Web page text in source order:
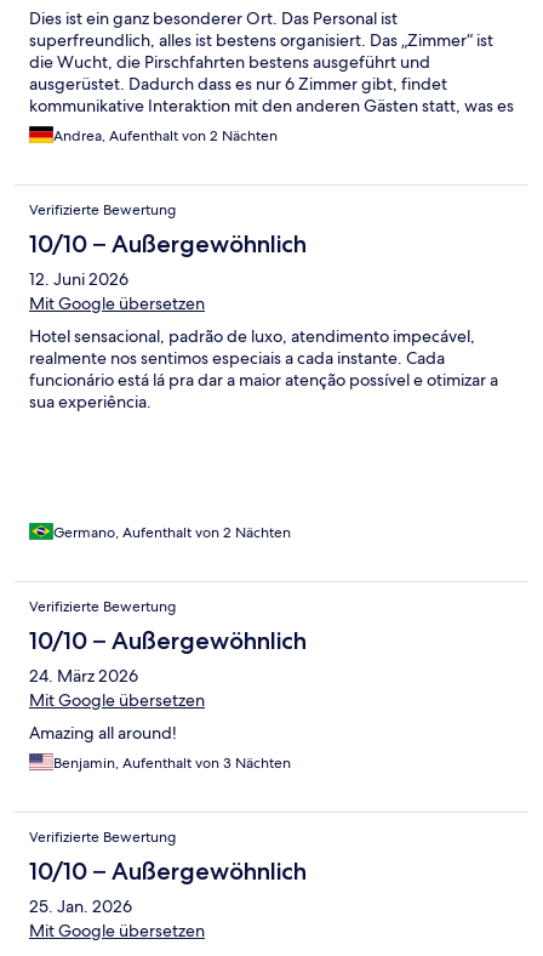
Dies ist ein ganz besonderer Ort. Das Personal ist
superfreundlich, alles ist bestens organisiert. Das „Zimmer“ ist
die Wucht, die Pirschfahrten bestens ausgeführt und
ausgerüstet. Dadurch dass es nur 6 Zimmer gibt, findet
kommunikative Interaktion mit den anderen Gästen statt, was es
sehr familiär und persönlich macht. Meine Massage war eine der
besten ever! Alles in allem ein wirklich toller Ort an dem alles
ausgekühlt von der Pirsch zurück, ist der Kamin im Zimmer
bereits entzündet. Nehmt sehr (!) warme Kleidung mit!
Andrea, Aufenthalt von 2 Nächten
Verifizierte Bewertung
10/10 – Außergewöhnlich
12. Juni 2026
Mit Google übersetzen
Hotel sensacional, padrão de luxo, atendimento impecável,
realmente nos sentimos especiais a cada instante. Cada
funcionário está lá pra dar a maior atenção possível e otimizar a
sua experiência.
Germano, Aufenthalt von 2 Nächten
Verifizierte Bewertung
10/10 – Außergewöhnlich
24. März 2026
Mit Google übersetzen
Amazing all around!
Benjamin, Aufenthalt von 3 Nächten
Verifizierte Bewertung
10/10 – Außergewöhnlich
25. Jan. 2026
Mit Google übersetzen